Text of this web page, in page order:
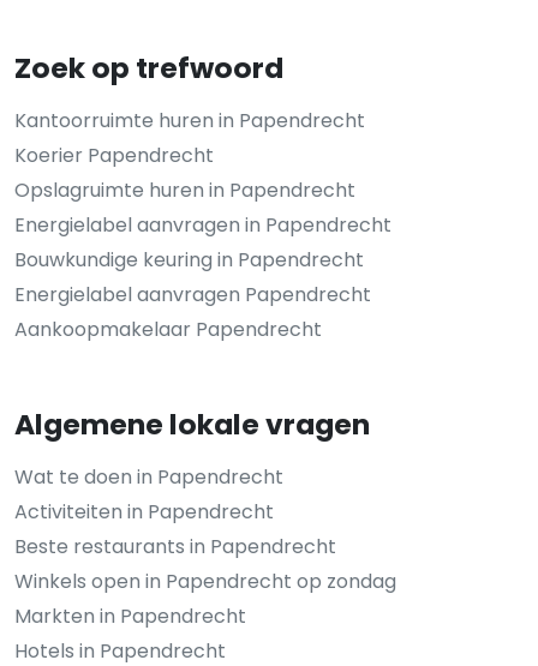
Zoek op trefwoord
Kantoorruimte huren in Papendrecht
Koerier Papendrecht
Opslagruimte huren in Papendrecht
Energielabel aanvragen in Papendrecht
Bouwkundige keuring in Papendrecht
Energielabel aanvragen Papendrecht
Aankoopmakelaar Papendrecht
Algemene lokale vragen
Wat te doen in Papendrecht
Activiteiten in Papendrecht
Beste restaurants in Papendrecht
Winkels open in Papendrecht op zondag
Markten in Papendrecht
Hotels in Papendrecht